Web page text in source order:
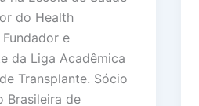
do Health
e
da Liga Acadêmica
Transplante. Sócio
Brasileira de